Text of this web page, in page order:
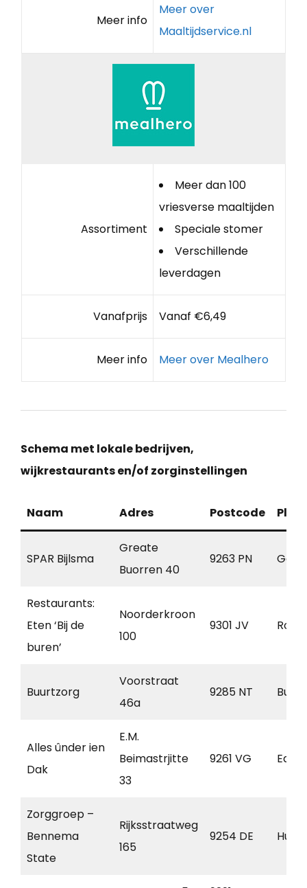
Meer info
Meer over
Maaltijdservice.nl
Assortiment
Meer dan 100
vriesverse maaltijden
Speciale stomer
Verschillende
leverdagen
Vanafprijs Vanaf €6,49
Meer info Meer over Mealhero
Schema met lokale bedrijven,
wijkrestaurants en/of zorginstellingen
Naam Adres Postcode
SPAR Bijlsma
Greate
Buorren 40
9263 PN
Restaurants:
Eten ‘Bij de
buren’
Noorderkroon
100
9301 JV
Buurtzorg
Voorstraat
46a
9285 NT
Alles ûnder ien
Dak
E.M.
Beimastrjitte
33
9261 VG
Zorggroep –
Bennema
State
Rijksstraatweg
165
9254 DE